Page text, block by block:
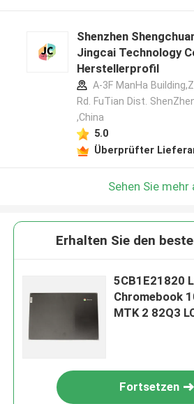
Shenzhen
Jingcai Technology
Herstellerprofil
A-3F ManHa
Rd. FuTian Dist.
,China
5.0
Überprüfter
Sehen Sie mehr
Erhalten Sie den
5CB1E21820
Chromebook
MTK 2 82Q3
Fortsetzen